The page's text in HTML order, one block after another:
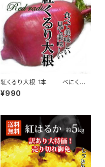
紅くるり大根 1本 べにくる
り 赤い大根 鮮やか インスタ映
え
¥990